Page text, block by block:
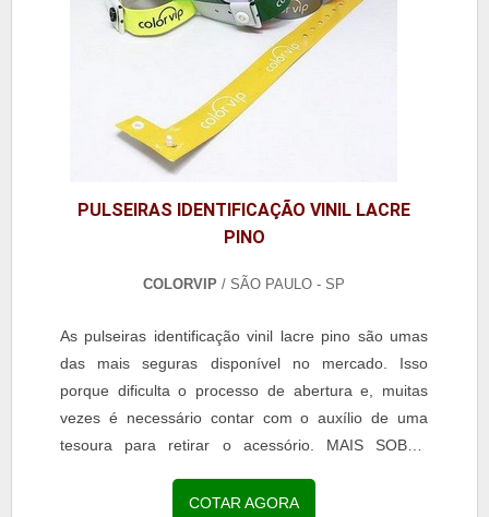
PULSEIRAS IDENTIFICAÇÃO VINIL LACRE
PINO
COLORVIP/ SÃO PAULO - SP
As pulseiras identificação vinil lacre pino são umas
das mais seguras disponível no mercado. Isso
porque dificulta o processo de abertura e, muitas
vezes é necessário contar com o auxílio de uma
tesoura para retirar o acessório. MAIS SOBRE
pulseira é o mais indicado para ser utilizado em
COTAR AGORA